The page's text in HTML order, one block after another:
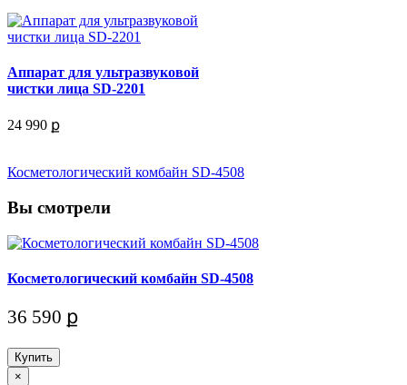
Аппарат для ультразвуковой
чистки лица SD-2201
24 990 ք
Косметологический комбайн SD-4508
Вы смотрели
Косметологический комбайн SD-4508
36 590 ք
Купить
×